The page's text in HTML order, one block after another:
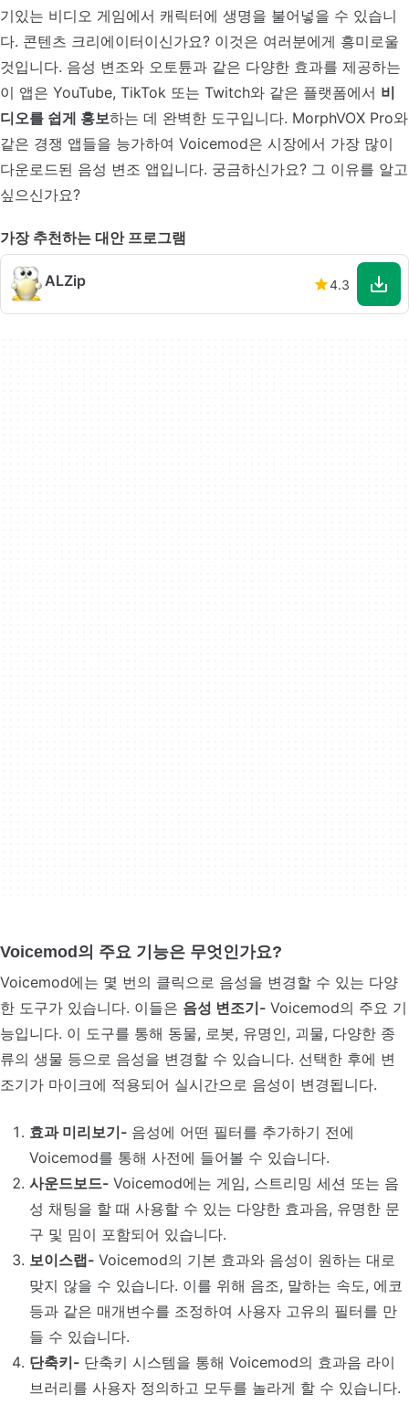
기있는 비디오 게임에서 캐릭터에 생명을 불어넣을 수 있습니
다. 콘텐츠 크리에이터이신가요? 이것은 여러분에게 흥미로울
것입니다. 음성 변조와 오토튠과 같은 다양한 효과를 제공하는
이 앱은 YouTube, TikTok 또는 Twitch와 같은 플랫폼에서 비
디오를 쉽게 홍보하는 데 완벽한 도구입니다. MorphVOX Pro와
같은 경쟁 앱들을 능가하여 Voicemod은 시장에서 가장 많이
다운로드된 음성 변조 앱입니다. 궁금하신가요? 그 이유를 알고
싶으신가요?
가장 추천하는 대안 프로그램
ALZip 4.3
Voicemod의 주요 기능은 무엇인가요?
Voicemod에는 몇 번의 클릭으로 음성을 변경할 수 있는 다양
한 도구가 있습니다. 이들은 음성 변조기- Voicemod의 주요 기
능입니다. 이 도구를 통해 동물, 로봇, 유명인, 괴물, 다양한 종
류의 생물 등으로 음성을 변경할 수 있습니다. 선택한 후에 변
조기가 마이크에 적용되어 실시간으로 음성이 변경됩니다.
효과 미리보기- 음성에 어떤 필터를 추가하기 전에
Voicemod를 통해 사전에 들어볼 수 있습니다.
사운드보드- Voicemod에는 게임, 스트리밍 세션 또는 음
성 채팅을 할 때 사용할 수 있는 다양한 효과음, 유명한 문
구 및 밈이 포함되어 있습니다.
보이스랩- Voicemod의 기본 효과와 음성이 원하는 대로
맞지 않을 수 있습니다. 이를 위해 음조, 말하는 속도, 에코
등과 같은 매개변수를 조정하여 사용자 고유의 필터를 만
들 수 있습니다.
단축키- 단축키 시스템을 통해 Voicemod의 효과음 라이
브러리를 사용자 정의하고 모두를 놀라게 할 수 있습니다.